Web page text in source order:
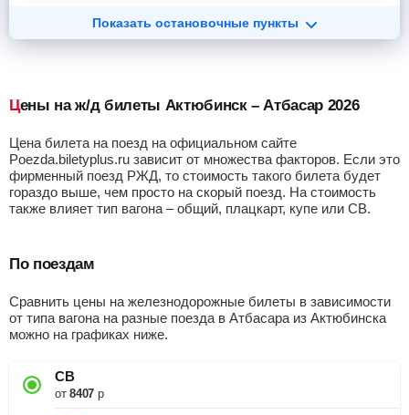
Показать остановочные пункты
Цены на ж/д билеты Актюбинск – Атбасар 2026
Цена билета на поезд на официальном сайте
Poezda.biletyplus.ru зависит от множества факторов. Если это
фирменный поезд РЖД, то стоимость такого билета будет
гораздо выше, чем просто на скорый поезд. На стоимость
также влияет тип вагона – общий, плацкарт, купе или СВ.
По поездам
Сравнить цены на железнодорожные билеты в зависимости
от типа вагона на разные поезда в Атбасара из Актюбинска
можно на графиках ниже.
СВ
от8407р